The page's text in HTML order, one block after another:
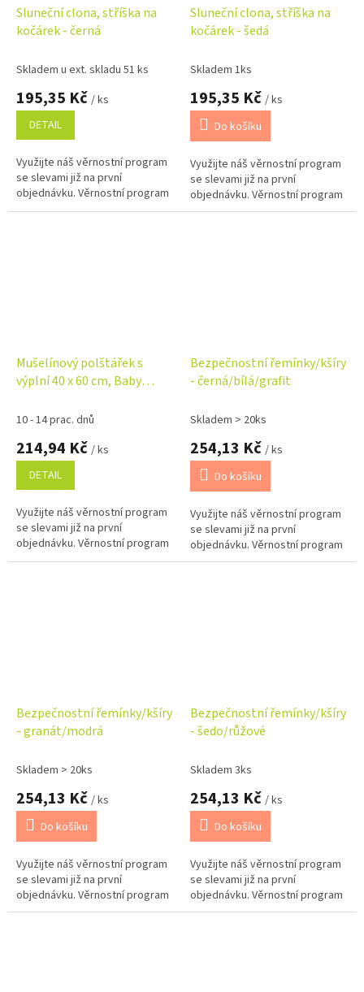
Sluneční clona, stříška na
kočárek - černá
Skladem u ext. skladu 51 ks
195,35 Kč / ks
DETAIL
Využijte náš věrnostní program
se slevami již na první
objednávku. Věrnostní program
Sluneční clona, stříška na
kočárek - šedá
Skladem 1ks
195,35 Kč / ks
Do košíku
Využijte náš věrnostní program
se slevami již na první
objednávku. Věrnostní program
Mušelínový polštářek s
výplní 40 x 60 cm, Baby
10 - 14 prac. dnů
214,94 Kč / ks
DETAIL
Využijte náš věrnostní program
se slevami již na první
objednávku. Věrnostní program
Bezpečnostní řemínky/kšíry
- černá/bílá/grafit
Skladem > 20ks
254,13 Kč / ks
Do košíku
Využijte náš věrnostní program
se slevami již na první
objednávku. Věrnostní program
Bezpečnostní řemínky/kšíry
- granát/modrá
Skladem > 20ks
254,13 Kč / ks
Do košíku
Využijte náš věrnostní program
se slevami již na první
objednávku. Věrnostní program
Bezpečnostní řemínky/kšíry
- šedo/růžové
Skladem 3ks
254,13 Kč / ks
Do košíku
Využijte náš věrnostní program
se slevami již na první
objednávku. Věrnostní program